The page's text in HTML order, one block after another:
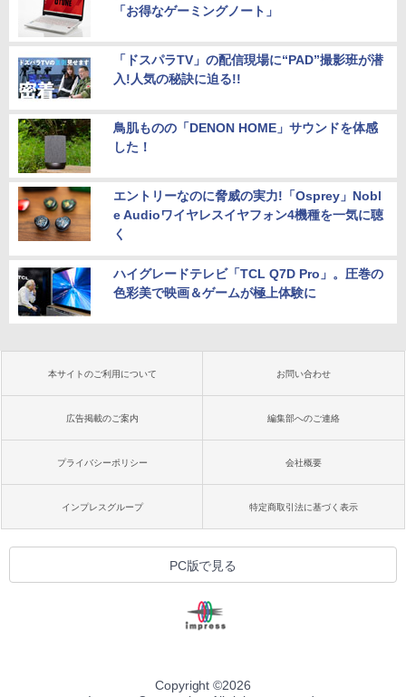
「お得なゲーミングノート」
「ドスパラTV」の配信現場に“PAD”撮影班が潜
入!人気の秘訣に迫る!!
鳥肌ものの「DENON HOME」サウンドを体感
した！
エントリーなのに脅威の実力!「Osprey」Nobl
e Audioワイヤレスイヤフォン4機種を一気に聴
く
ハイグレードテレビ「TCL Q7D Pro」。圧巻の
色彩美で映画＆ゲームが極上体験に
本サイトのご利用について お問い合わせ
広告掲載のご案内 編集部へのご連絡
プライバシーポリシー 会社概要
インプレスグループ 特定商取引法に基づく表示
PC版で見る
Copyright ©2026